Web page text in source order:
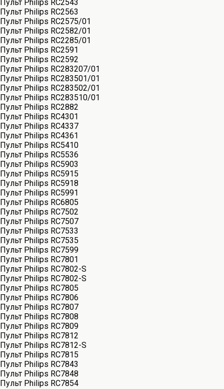
Пульт Philips RC2543
Пульт Philips RC2563
Пульт Philips RC2575/01
Пульт Philips RC2582/01
Пульт Philips RC2285/01
Пульт Philips RC2591
Пульт Philips RC2592
Пульт Philips RC283207/01
Пульт Philips RC283501/01
Пульт Philips RC283502/01
Пульт Philips RC283510/01
Пульт Philips RC2882
Пульт Philips RC4301
Пульт Philips RC4337
Пульт Philips RC4361
Пульт Philips RC5410
Пульт Philips RC5536
Пульт Philips RC5903
Пульт Philips RC5915
Пульт Philips RC5918
Пульт Philips RC5991
Пульт Philips RC6805
Пульт Philips RC7502
Пульт Philips RC7507
Пульт Philips RC7533
Пульт Philips RC7535
Пульт Philips RC7599
Пульт Philips RC7801
Пульт Philips RC7802-S
Пульт Philips RC7802-S
Пульт Philips RC7805
Пульт Philips RC7806
Пульт Philips RC7807
Пульт Philips RC7808
Пульт Philips RC7809
Пульт Philips RC7812
Пульт Philips RC7812-S
Пульт Philips RC7815
Пульт Philips RC7843
Пульт Philips RC7848
Пульт Philips RC7854